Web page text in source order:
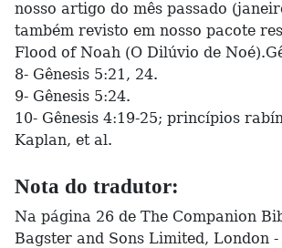
nosso artigo do mês passado
também revisto em nosso pacote
Flood of Noah (O Dilúvio de
8- Gênesis 5:21, 24.
9- Gênesis 5:24.
10- Gênesis 4:19-25; princípios
Kaplan, et al.
Nota do tradutor:
Na página 26 de The Companion
Bagster and Sons Limited, London